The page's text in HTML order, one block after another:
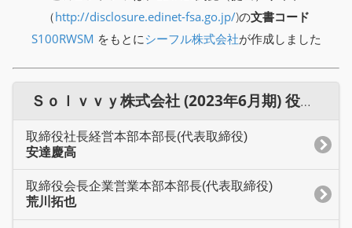
（http://disclosure.edinet-fsa.go.jp/)の文書コード
S100RWSM をもとにシーフル株式会社が作成しました
Ｓｏｌｖｖｙ株式会社 (2023年6月期) 役員一覧
取締役社長経営本部本部長(代表取締役)
安達慶高
取締役会長企業営業本部本部長(代表取締役)
荒川拓也